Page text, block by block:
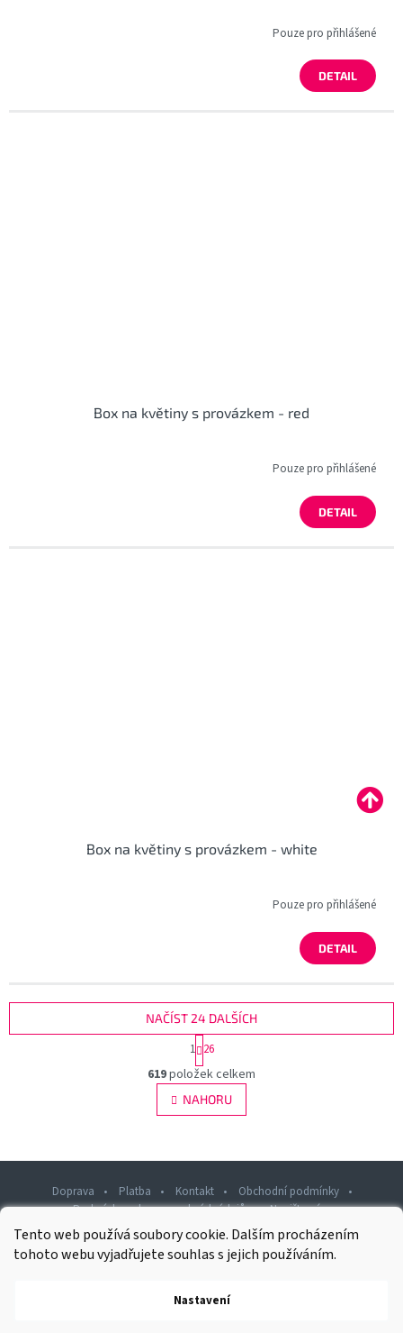
Tento web používá soubory cookie. Dalším procházením
tohoto webu vyjadřujete souhlas s jejich používáním.
Nastavení
Pouze pro přihlášené
DETAIL
Box na květiny s provázkem - red
Pouze pro přihlášené
DETAIL
Box na květiny s provázkem - white
Pouze pro přihlášené
DETAIL
O
v
l
á
í
p
v
k
ý
NAČÍST 24 DALŠÍCH
S
t
r
á
n
k
á
í
1 26
619položek celkem
NAHORU
Doprava Platba Kontakt
Obchodní podmínky
Podmínky ochrany osobních údajů
Napište nám
Rawashop.cz. Všechna práva vyhrazena.